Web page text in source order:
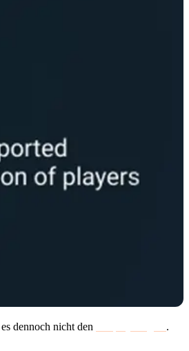
dennoch nicht den
.